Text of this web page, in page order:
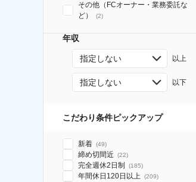
その他（FCオーナー・業務委託な
ど）
(2)
年収
指定しない 以上
指定しない 以下
こだわり条件ピックアップ
新着 (49)
締め切間近 (22)
完全週休2日制 (185)
年間休日120日以上 (209)